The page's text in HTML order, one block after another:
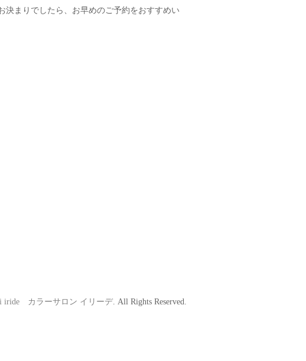
決まりでしたら、お早めのご予約をおすすめい
iride カラーサロン イリーデ. All Rights Reserved.